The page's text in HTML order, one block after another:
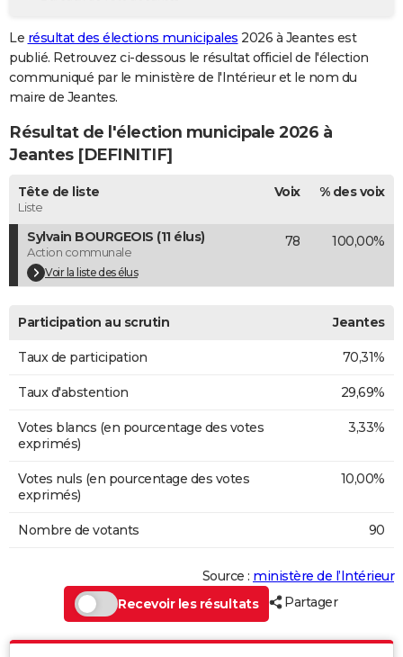
GUIDES D'ACHAT
BONS PLANS
CARTE DE VOEUX
Carte de Noël
Carte Bonne année
Carte Saint-Valentin
Carte Pâques
Carte d'anniversaire
DICTIONNAIRE
Dictionnaire
Biographies
Citations
Expressions
Proverbes
PROGRAMME TV
COPAINS D'AVANT
S'inscrire
Se connecter
Lycées
Collèges
Primaires
Universités
Entreprises
Service militaire
Avis de recherche
AVIS DE DÉCÈS
FORUM
Le résultat des élections municipales 2026 à Jeantes est
publié. Retrouvez ci-dessous le résultat officiel de l'élection
communiqué par le ministère de l'Intérieur et le nom du
maire de Jeantes.
Résultat de l'élection municipale 2026 à
Jeantes [DEFINITIF]
Tête de liste
Liste
Voix % des voix
Sylvain BOURGEOIS (11 élus)
Action communale
Voir la liste des élus
78 100,00%
Participation au scrutin Jeantes
Taux de participation 70,31%
Taux d'abstention 29,69%
Votes blancs (en pourcentage des votes
exprimés)
3,33%
Votes nuls (en pourcentage des votes
exprimés)
10,00%
Nombre de votants 90
Source : ministère de l’Intérieur
Recevoir les résultats
Partager